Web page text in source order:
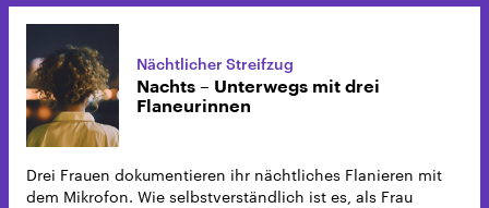
Nächtlicher Streifzug
Nachts – Unterwegs mit drei
Flaneurinnen
Drei Frauen dokumentieren ihr nächtliches Flanieren mit
dem Mikrofon. Wie selbstverständlich ist es, als Frau